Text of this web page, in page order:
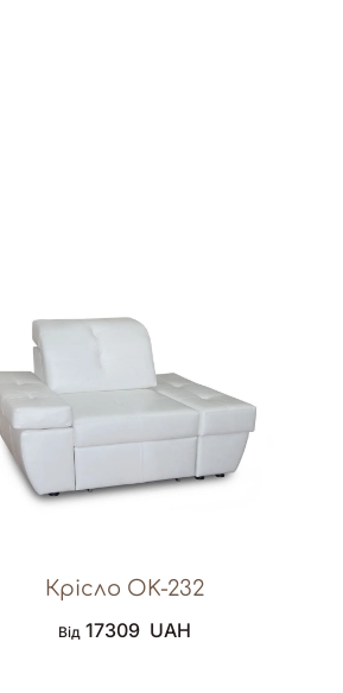
Крісло OK-232
Від 17309 UAH